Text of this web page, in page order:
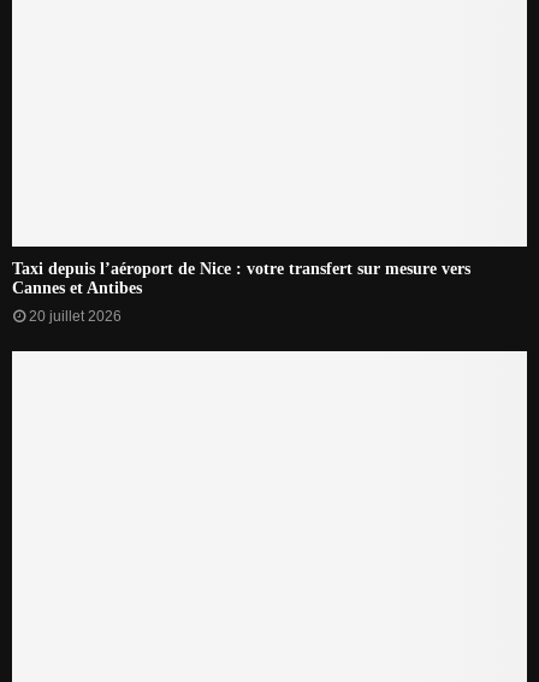
Taxi depuis l’aéroport de Nice : votre transfert sur mesure vers
Cannes et Antibes
20 juillet 2026